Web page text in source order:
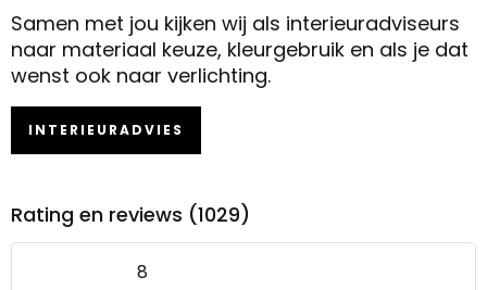
Samen met jou kijken wij als interieuradviseurs
naar materiaal keuze, kleurgebruik en als je dat
wenst ook naar verlichting.
INTERIEURADVIES
Rating en reviews (1029)
8